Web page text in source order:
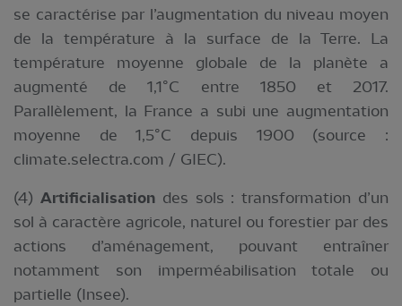
se caractérise par l’augmentation du niveau moyen
de la température à la surface de la Terre. La
température moyenne globale de la planète a
augmenté de 1,1°C entre 1850 et 2017.
Parallèlement, la France a subi une augmentation
moyenne de 1,5°C depuis 1900 (source :
climate.selectra.com / GIEC).
(4) Artificialisation des sols : transformation d’un
sol à caractère agricole, naturel ou forestier par des
actions d’aménagement, pouvant entraîner
notamment son imperméabilisation totale ou
partielle (Insee).